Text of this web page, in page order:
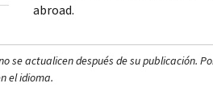
abroad.
se actualicen después de su publicación.
el idioma.